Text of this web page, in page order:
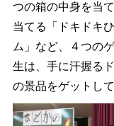
つの箱の中身を当
当てる「ドキドキ
ム」など、４つの
生は、手に汗握る
の景品をゲットして